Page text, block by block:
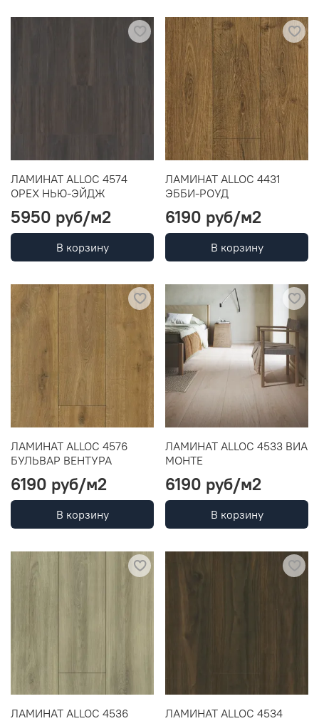
ЛАМИНАТ ALLOC 4574
ОРЕХ НЬЮ-ЭЙДЖ
5950 руб/м2
В корзину
ЛАМИНАТ ALLOC 4431
ЭББИ-РОУД
6190 руб/м2
В корзину
ЛАМИНАТ ALLOC 4576
БУЛЬВАР ВЕНТУРА
6190 руб/м2
В корзину
ЛАМИНАТ ALLOC 4533 ВИА
МОНТЕ
6190 руб/м2
В корзину
ЛАМИНАТ ALLOC 4536
ЛАМИНАТ ALLOC 4534